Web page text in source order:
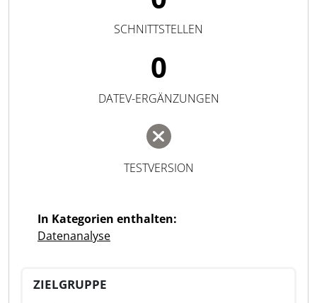
SCHNITTSTELLEN
0
DATEV-ERGÄNZUNGEN
TESTVERSION
In Kategorien enthalten:
Datenanalyse
ZIELGRUPPE